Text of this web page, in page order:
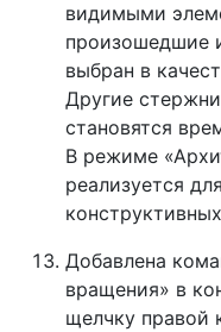
видимыми
произошедшие
выбран в
Другие
становятся
В режиме
реализуется
Добавлена
вращения» в
щелчку правой